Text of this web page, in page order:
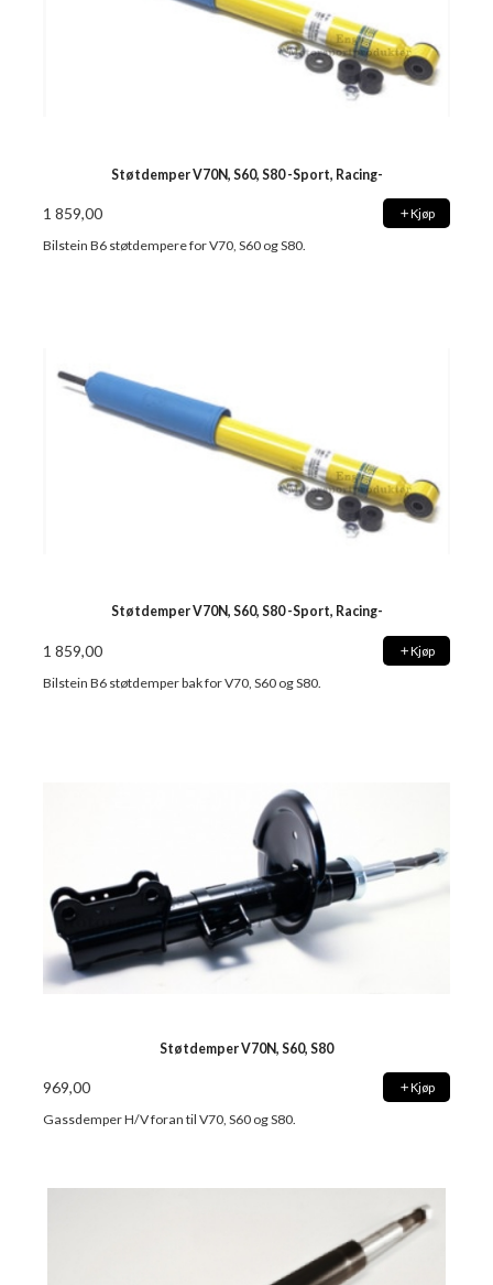
Støtdemper V70N, S60, S80 -Sport, Racing-
1 859,00 Kjøp
Bilstein B6 støtdempere for V70, S60 og S80.
Støtdemper V70N, S60, S80 -Sport, Racing-
1 859,00 Kjøp
Bilstein B6 støtdemper bak for V70, S60 og S80.
Støtdemper V70N, S60, S80
969,00 Kjøp
Gassdemper H/V foran til V70, S60 og S80.